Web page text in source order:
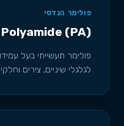
פולימר הנדסי
Polyamide (PA)
פולימר תעשייתי בעל
לגלגלי שיניים, צירים